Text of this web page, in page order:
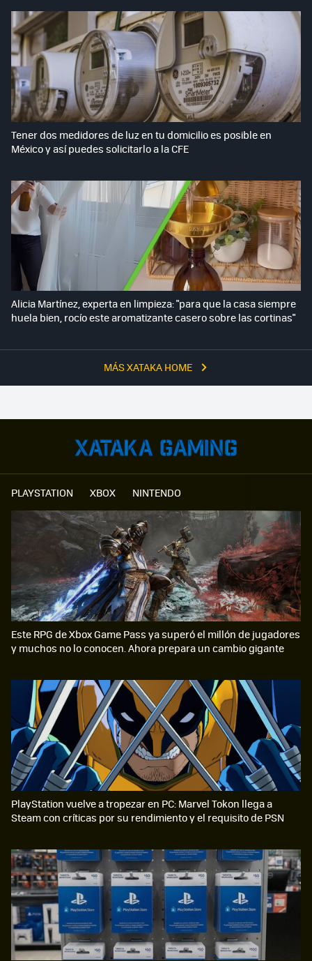
MÁS XATAKA HOME
Tener dos medidores de luz en tu domicilio es posible en
México y así puedes solicitarlo a la CFE
Alicia Martínez, experta en limpieza: "para que la casa siempre
huela bien, rocío este aromatizante casero sobre las cortinas"
PLAYSTATION XBOX NINTENDO
Este RPG de Xbox Game Pass ya superó el millón de jugadores
y muchos no lo conocen. Ahora prepara un cambio gigante
PlayStation vuelve a tropezar en PC: Marvel Tokon llega a
Steam con críticas por su rendimiento y el requisito de PSN